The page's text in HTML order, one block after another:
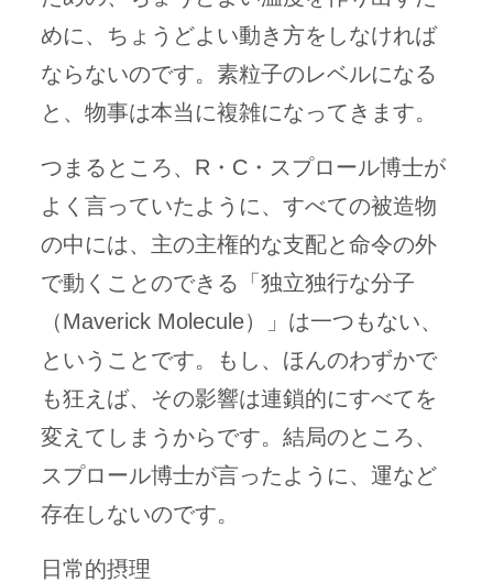
めに、ちょうどよい動き方をしなければ
ならないのです。素粒子のレベルになる
と、物事は本当に複雑になってきます。
つまるところ、R・C・スプロール博士が
よく言っていたように、すべての被造物
の中には、主の主権的な支配と命令の外
で動くことのできる「独立独行な分子
（Maverick Molecule）」は一つもない、
ということです。もし、ほんのわずかで
も狂えば、その影響は連鎖的にすべてを
変えてしまうからです。結局のところ、
スプロール博士が言ったように、運など
存在しないのです。
日常的摂理